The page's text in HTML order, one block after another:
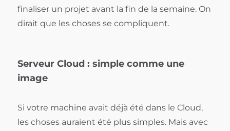
finaliser un projet avant la fin de la semaine. On
dirait que les choses se compliquent.
Serveur Cloud : simple comme une
image
Si votre machine avait déjà été dans le Cloud,
les choses auraient été plus simples. Mais avec